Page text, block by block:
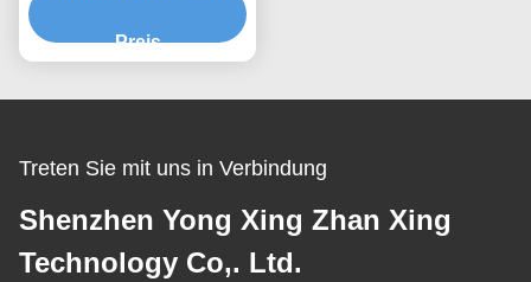
Streifen-
Preis
Treten Sie mit uns in Verbindung
Shenzhen Yong Xing Zhan Xing
Technology Co,. Ltd.